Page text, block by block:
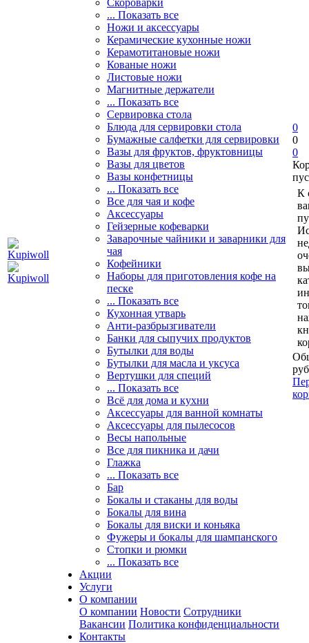
Скороварки
... Показать все
Ножи и аксессуары
Керамические кухонные ножи
Керамотитановые ножи
Кованые ножи
Листовые ножи
Магнитные держатели
... Показать все
Сервировка стола
Блюда для сервировки стола
Бумажные салфетки для сервировки
Вазы для фруктов, фруктовницы
Вазы для цветов
Вазы конфетницы
... Показать все
Все для чая и кофе
Аксессуары
Гейзерные кофеварки
Заварочные чайники и заварники для
чая
Кофейники
Наборы для приготовления кофе на
песке
... Показать все
Кухонная утварь
Анти-разбрызгиватели
Банки для сыпучих продуктов
Бутылки для воды
Бутылки для масла и уксуса
Вертушки для специй
... Показать все
Всё для дома и кухни
Аксессуары для ванной комнаты
Аксессуары для пылесосов
Весы напольные
Все для пикника и дачи
Глажка
... Показать все
Бар
Бокалы и стаканы для воды
Бокалы для вина
Бокалы для виски и коньяка
Фужеры и бокалы для шампанского
Стопки и рюмки
... Показать все
Акции
Услуги
О компании
О компании Новости Сотрудники
Вакансии Политика конфиденциальности
Контакты
0
0
0
К